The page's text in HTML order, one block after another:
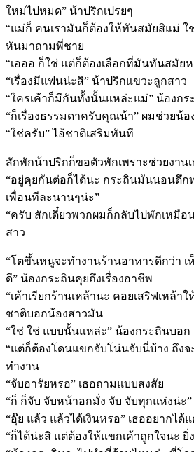
ใหม่ไปหมด” น้าปริกเปรยๆ
“แม่ก็ คนเรามันก็ต้องให้ทันสมัยสิแม่ ใ
หันมาถามพี่ชาย
“เอออ ก็ใช่ แต่ก็ต้องเลือกที่มันทันสมัยห
“เรื่องมีแฟนน่ะสิ” น้าปริกแขวะลูกสาว
“ใครเค้าก็มีกันทั้งนั้นแหล่ะแม่” น้องกร
“ก็เรื่องธรรมดาครับคุณน้า” ผมช่วยน้อ
“ใช่ครับ” ไอ้ชาติเสริมทันที
สักพักน้าปริกก็ขอตัวพักเพราะช่วยงาน
“อยู่คุยกันต่อก็ได้นะ กระถินมันนอนดึ
เพื่อนทีละนานๆน่ะ”
“ครับ สักเดี๋ยวพวกผมก็กลับไปพักเหมื
สาว
“โตขึ้นหนูจะทำงานร้านอาหารดีกว่า เห็
ดี” น้องกระถินคุยถึงเรื่องอาชีพ
“เค้าเรียกร้านเหล้านะ คอยเสริฟเหล้า
ชาติบอกน้องสาวมัน
“ใช่ ใช่ แบบนั้นแหล่ะ” น้องกระถินบอก
“แต่ก็ต้องโดนแขกจับโน่นจับนี่บ้าง ถึงจ
ทำงาน
“จับอารัยหรอ” เธอถามแบบสงสัย
“ก็ ก็จับ จับหน้าอกมั่ง จับ จับทุกแห่งน่ะ
“อุ๊ย แล้ว แล้วได้เงินหรอ” เธออยากได้แ
“ก็ได้น่ะสิ แต่ต้องให้แขกเค้าถูกใจนะ